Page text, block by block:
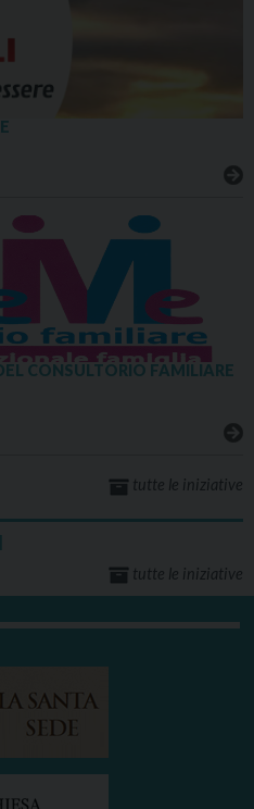
CONSULTORIO FAMILIARE
tutte le iniziative
tutte le iniziative